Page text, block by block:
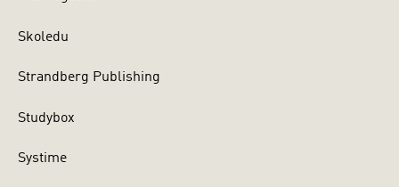
Skoledu
Strandberg Publishing
Studybox
Systime